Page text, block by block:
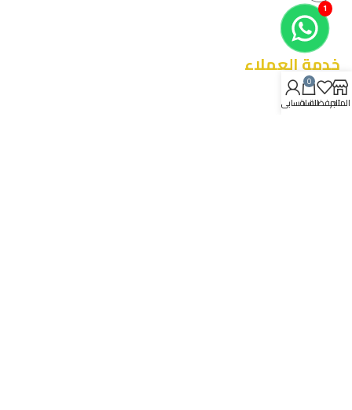
خدمة العملاء
تواصل معناالمتجرالمفضلة
0
السلةحسابي
1